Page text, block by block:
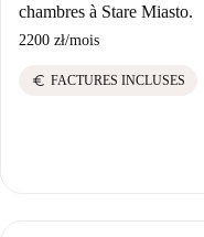
chambres à Stare Miasto.
2200 zł/mois
euro FACTURES INCLUSES